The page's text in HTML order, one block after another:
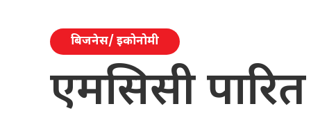
बिजनेस/ इकोनोमी
एमसिसी पारित